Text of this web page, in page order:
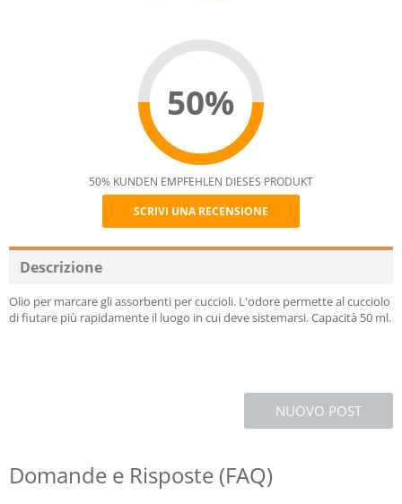
50%
Recommend
50% KUNDEN EMPFEHLEN DIESES PRODUKT
SCRIVI UNA RECENSIONE
Descrizione
Olio per marcare gli assorbenti per cuccioli. L'odore permette al cucciolo
di fiutare più rapidamente il luogo in cui deve sistemarsi. Capacità 50 ml.
NUOVO POST
Domande e Risposte (FAQ)